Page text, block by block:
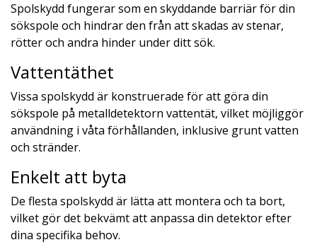
Spolskydd fungerar som en skyddande barriär för din
sökspole och hindrar den från att skadas av stenar,
rötter och andra hinder under ditt sök.
Vattentäthet
Vissa spolskydd är konstruerade för att göra din
sökspole på metalldetektorn vattentät, vilket möjliggör
användning i våta förhållanden, inklusive grunt vatten
och stränder.
Enkelt att byta
De flesta spolskydd är lätta att montera och ta bort,
vilket gör det bekvämt att anpassa din detektor efter
dina specifika behov.